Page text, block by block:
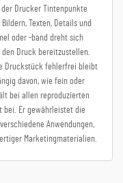
Drucker Tintenpunkte
Texten, Details und
oder -band dreht sich
Druck bereitzustellen.
Druckstück fehlerfrei bleibt
davon, wie fein oder
bei allen reproduzierten
bei. Er gewährleistet die
Anwendungen,
Marketingmaterialien.